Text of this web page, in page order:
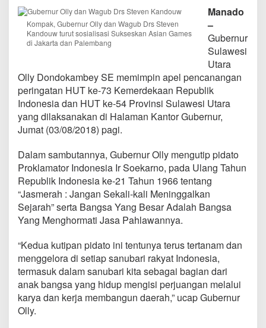
r
n
a
n
H
U
T
G
u
b
e
r
n
u
O
l
l
y
D
o
Kompak, Gubernur Olly dan Wagub Drs Steven
Kandouw turut sosialisasi Sukseskan Asian Games
di Jakarta dan Palembang
Manado
–
Gubernur
Sulawesi
Utara
Olly Dondokambey SE memimpin apel pencanangan
peringatan HUT ke-73 Kemerdekaan Republik
Indonesia dan HUT ke-54 Provinsi Sulawesi Utara
yang dilaksanakan di Halaman Kantor Gubernur,
Jumat (03/08/2018) pagi.
Dalam sambutannya, Gubernur Olly mengutip pidato
Proklamator Indonesia Ir Soekarno, pada Ulang Tahun
Republik Indonesia ke-21 Tahun 1966 tentang
“Jasmerah : Jangan Sekali-kali Meninggalkan
Sejarah” serta Bangsa Yang Besar Adalah Bangsa
Yang Menghormati Jasa Pahlawannya.
“Kedua kutipan pidato ini tentunya terus tertanam dan
menggelora di setiap sanubari rakyat Indonesia,
termasuk dalam sanubari kita sebagai bagian dari
anak bangsa yang hidup mengisi perjuangan melalui
karya dan kerja membangun daerah,” ucap Gubernur
Olly.